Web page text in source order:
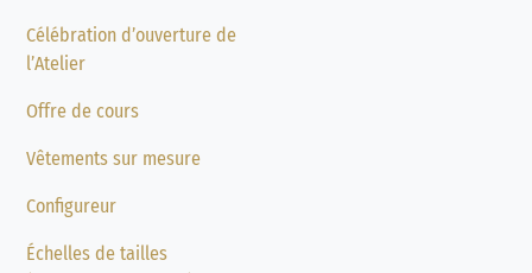
Célébration d’ouverture de
l’Atelier
Offre de cours
Vêtements sur mesure
Configureur
Échelles de tailles